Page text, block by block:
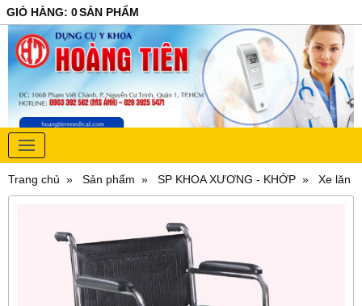
GIỎ HÀNG: 0SẢN PHẨM
Trang chủ Sản phẩm SP KHOA XƯƠNG - KHỚP Xe lăn